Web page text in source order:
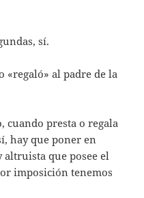
sí.
«regaló» al padre de la
cuando presta o regala
hay que poner en
que posee el
imposición tenemos